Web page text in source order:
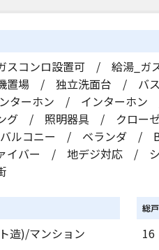
スコンロ設置可 / 給湯_
置場 / 独立洗面台 / バ
ターホン / インター
グ / 照明器具 / クロー
コニー / ベランダ /
イバー / 地デジ対応 / シ
造)/マンション
総
16